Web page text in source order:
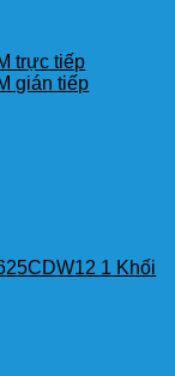
trực tiếp
gián tiếp
1 Khối